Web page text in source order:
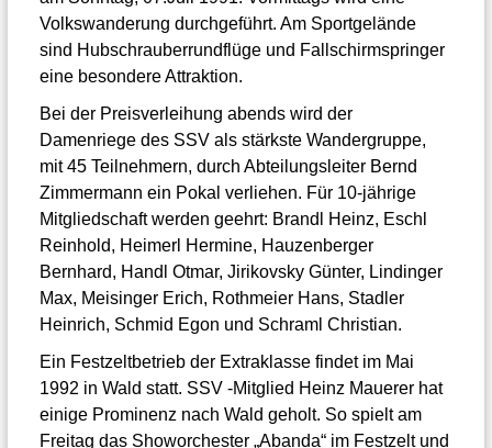
Volkswanderung durchgeführt. Am Sportgelände
sind Hubschrauberrundflüge und Fallschirmspringer
eine besondere Attraktion.
Bei der Preisverleihung abends wird der
Damenriege des SSV als stärkste Wandergruppe,
mit 45 Teilnehmern, durch Abteilungsleiter Bernd
Zimmermann ein Pokal verliehen. Für 10-jährige
Mitgliedschaft werden geehrt: Brandl Heinz, Eschl
Reinhold, Heimerl Hermine, Hauzenberger
Bernhard, Handl Otmar, Jirikovsky Günter, Lindinger
Max, Meisinger Erich, Rothmeier Hans, Stadler
Heinrich, Schmid Egon und Schraml Christian.
Ein Festzeltbetrieb der Extraklasse findet im Mai
1992 in Wald statt. SSV -Mitglied Heinz Mauerer hat
einige Prominenz nach Wald geholt. So spielt am
Freitag das Showorchester „Abanda“ im Festzelt und